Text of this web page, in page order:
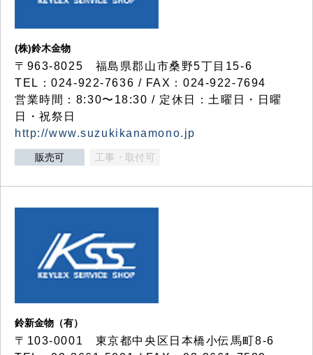
(株)鈴木金物
〒963-8025 福島県郡山市桑野5丁目15-6
TEL：024-922-7636 / FAX：024-922-7694
営業時間：8:30〜18:30 / 定休日：土曜日・日曜
日・祝祭日
http://www.suzukikanamono.jp
販売可 工事・取付可
鈴新金物（有）
〒103-0001 東京都中央区日本橋小伝馬町8-6